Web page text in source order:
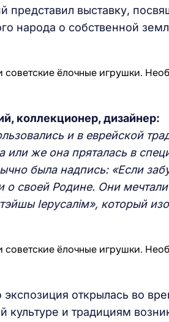
представил выставку,
народа о собственной
коллекционер, дизайнер:
и в еврейской
или же она пряталась в
была надпись: «Если
о своей Родине. Они
Iерусалiм», который
открылась во
культуре и традициям